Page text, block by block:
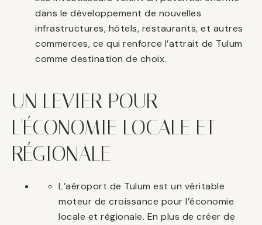
dans le développement de nouvelles
infrastructures, hôtels, restaurants, et autres
commerces, ce qui renforce l’attrait de Tulum
comme destination de choix.
UN LEVIER POUR
L'ÉCONOMIE LOCALE ET
RÉGIONALE
L’aéroport de Tulum est un véritable
moteur de croissance pour l’économie
locale et régionale. En plus de créer de